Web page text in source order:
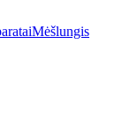
Mėšlungis